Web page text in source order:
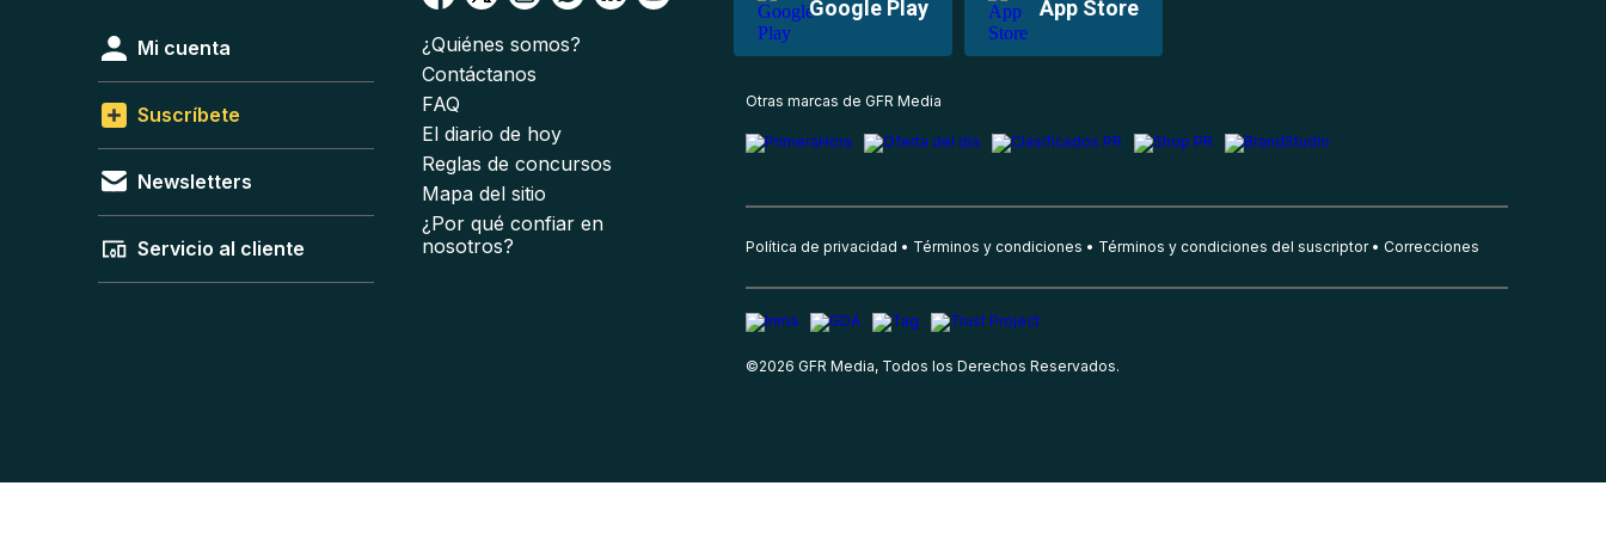
Google Play App Store
Mi cuenta
Suscríbete
Newsletters
Servicio al cliente
¿Quiénes somos?
Contáctanos
FAQ
El diario de hoy
Reglas de concursos
Mapa del sitio
¿Por qué confiar en
nosotros?
Otras marcas de GFR Media
Política de privacidad Términos y condiciones Términos y condiciones del suscriptor Correcciones
©2026 GFR Media, Todos los Derechos Reservados.